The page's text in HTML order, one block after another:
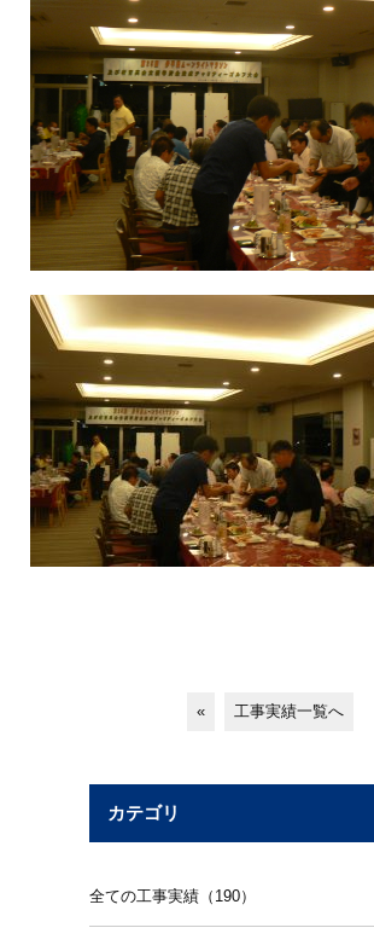
« 工事実績一覧へ
カテゴリ
全ての工事実績（190）